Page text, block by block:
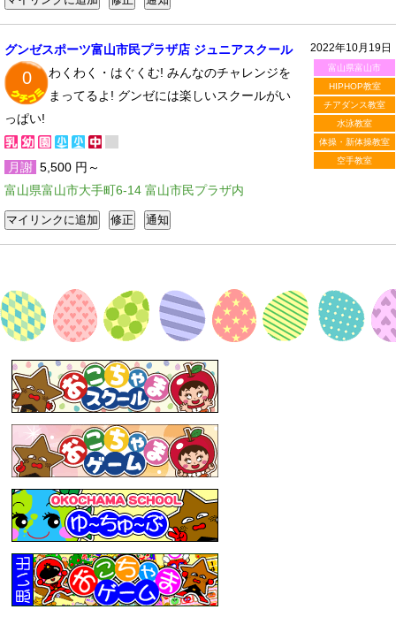
2022年10月19日
富山県富山市
HIPHOP教室
チアダンス教室
水泳教室
体操・新体操教室
空手教室
グンゼスポーツ富山市民プラザ店 ジュニアスクール
0
わくわく・はぐくむ! みんなのチャレンジを
まってるよ! グンゼには楽しいスクールがい
っぱい!
月謝 5,500 円～
富山県富山市大手町6-14 富山市民プラザ内